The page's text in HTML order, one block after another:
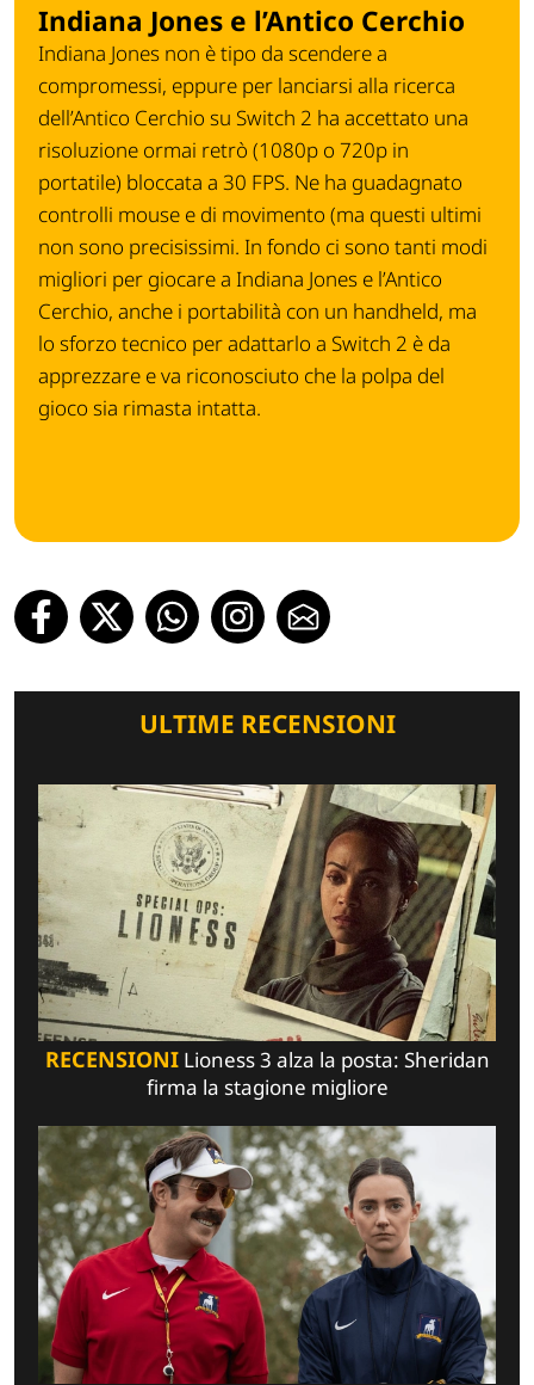
Indiana Jones e l’Antico Cerchio
Indiana Jones non è tipo da scendere a
compromessi, eppure per lanciarsi alla ricerca
dell’Antico Cerchio su Switch 2 ha accettato una
risoluzione ormai retrò (1080p o 720p in
portatile) bloccata a 30 FPS. Ne ha guadagnato
controlli mouse e di movimento (ma questi ultimi
non sono precisissimi. In fondo ci sono tanti modi
migliori per giocare a Indiana Jones e l’Antico
Cerchio, anche i portabilità con un handheld, ma
lo sforzo tecnico per adattarlo a Switch 2 è da
apprezzare e va riconosciuto che la polpa del
gioco sia rimasta intatta.
ULTIME RECENSIONI
RECENSIONILioness 3 alza la posta: Sheridan
firma la stagione migliore